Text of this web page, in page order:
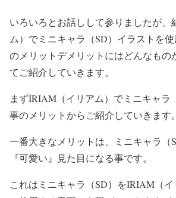
いろいろとお話しして参りましたが
ム）でミニキャラ（SD）イラストを
のメリットデメリットにはどんなもの
てご紹介していきます。
まずIRIAM（イリアム）でミニキャラ
事のメリットからご紹介していきます。
一番大きなメリットは、ミニキャラ（
『可愛い』見た目になる事です。
これはミニキャラ（SD）をIRIAM（